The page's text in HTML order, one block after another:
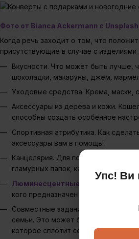
Упс! Ви
Фото от Bianca Ackermann с Unsplash
Когда речь заходит о том, что
присутствующие в случае с
Вкусности. Что может быть лучше,
шоколадки, макаруны, джем,
Уходовые средства. Крема, маски,
Аксессуары из дерева и кожи.
способны создать особенное
Спортивная атрибутика. Как
аксессуары вам в помощь!
Канцелярия. Для помешанных на
гламурных папок, карандашей,
Люминесцентные карты
. Карта
кого предназначен календарь,
Совместные задания. Задание для
семьи. Это может быть
которое сплотит семью еще